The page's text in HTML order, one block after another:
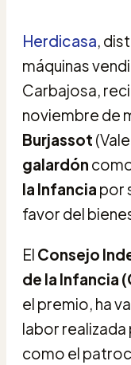
Herdicasa,
máquinas
Carbajosa,
noviembre de
Burjassot
galardón
la Infancia por
favor del
El Consejo
de la Infancia
el premio, ha
labor
como el